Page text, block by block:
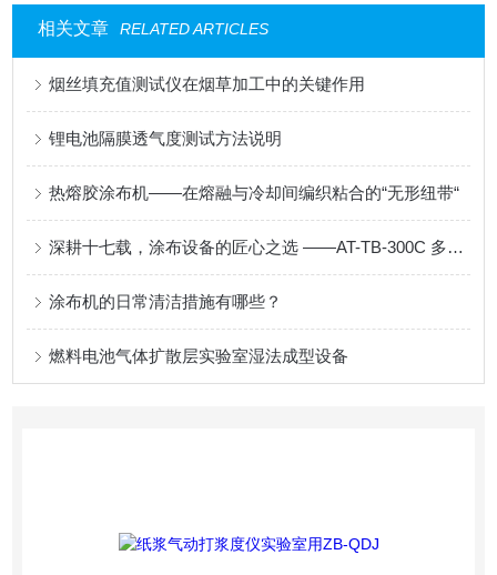
相关文章 RELATED ARTICLES
烟丝填充值测试仪在烟草加工中的关键作用
锂电池隔膜透气度测试方法说明
热熔胶涂布机——在熔融与冷却间编织粘合的“无形纽带“
深耕十七载，涂布设备的匠心之选 ——AT-TB-300C 多功能涂布试验机
涂布机的日常清洁措施有哪些？
燃料电池气体扩散层实验室湿法成型设备